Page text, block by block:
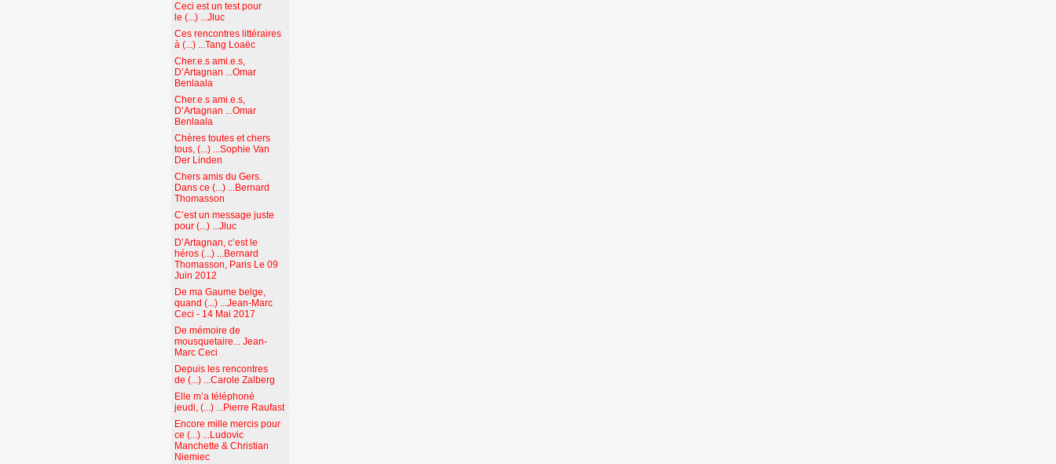
Ceci est un test pour
le (...) ...Jluc
Ces rencontres littéraires
à (...) ...Tang Loaëc
Cher.e.s ami.e.s,
D’Artagnan ...Omar
Benlaala
Cher.e.s ami.e.s,
D’Artagnan ...Omar
Benlaala
Chères toutes et chers
tous, (...) ...Sophie Van
Der Linden
Chers amis du Gers.
Dans ce (...) ...Bernard
Thomasson
C’est un message juste
pour (...) ...Jluc
D’Artagnan, c’est le
héros (...) ...Bernard
Thomasson, Paris Le 09
Juin 2012
De ma Gaume belge,
quand (...) ...Jean-Marc
Ceci - 14 Mai 2017
De mémoire de
mousquetaire... Jean-
Marc Ceci
Depuis les rencontres
de (...) ...Carole Zalberg
Elle m’a téléphoné
jeudi, (...) ...Pierre Raufast
Encore mille mercis pour
ce (...) ...Ludovic
Manchette & Christian
Niemiec